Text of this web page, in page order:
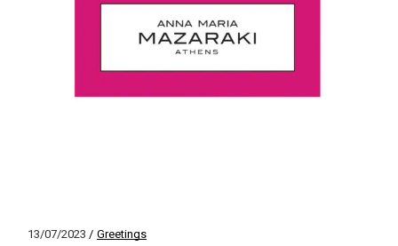
13/07/2023 Greetings